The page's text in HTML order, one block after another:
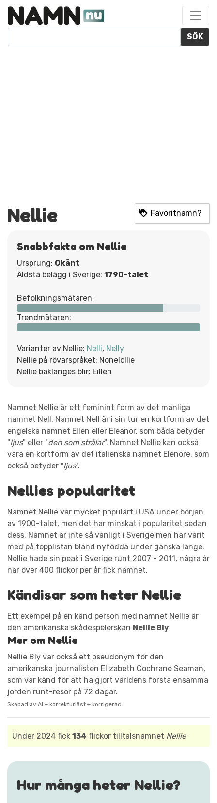
SÖK
Nellie Favoritnamn?
Snabbfakta om Nellie
Ursprung: Okänt
Äldsta belägg i Sverige: 1790-talet
Befolkningsmätaren:
Trendmätaren:
Varianter av Nellie: Nelli, Nelly
Nellie på rövarspråket: Nonelollie
Nellie baklänges blir: Eillen
Namnet Nellie är ett feminint form av det manliga
namnet Nell. Namnet Nell är i sin tur en kortform av det
engelska namnet Ellen eller Eleanor, som båda betyder
"ljus" eller "den som strålar". Namnet Nellie kan också
vara en kortform av det italienska namnet Elenore, som
också betyder "ljus".
Nellies popularitet
Namnet Nellie var mycket populärt i USA under början
av 1900-talet, men det har minskat i popularitet sedan
dess. Namnet är inte så vanligt i Sverige men har varit
med på topplistan bland nyfödda under ganska länge.
Nellie hade sin peak i Sverige runt 2007 - 2011, några år
när över 400 flickor per år fick namnet.
Kändisar som heter Nellie
Ett exempel på en känd person med namnet Nellie är
den amerikanska skådespelerskan Nellie Bly.
Mer om Nellie
Nellie Bly var också ett pseudonym för den
amerikanska journalisten Elizabeth Cochrane Seaman,
som var känd för att ha gjort världens första ensamma
jorden runt-resor på 72 dagar.
Skapad av AI + korrekturläst + korrigerad.
Under 2024 fick 134 flickor tilltalsnamnet Nellie
Hur många heter Nellie?